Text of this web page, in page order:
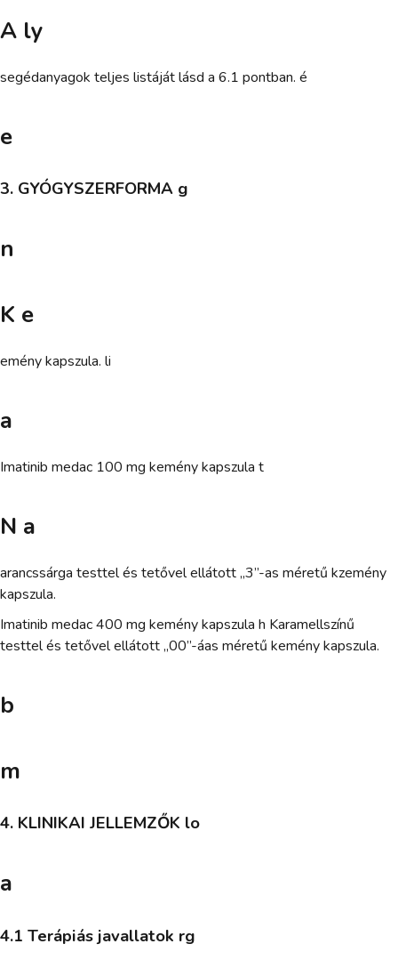
A ly
segédanyagok teljes listáját lásd a 6.1 pontban. é
e
3. GYÓGYSZERFORMA g
n
K e
emény kapszula. li
a
Imatinib medac 100 mg kemény kapszula t
N a
arancssárga testtel és tetővel ellátott „3”-as méretű kzemény
kapszula.
Imatinib medac 400 mg kemény kapszula h Karamellszínű
testtel és tetővel ellátott „00”-áas méretű kemény kapszula.
b
m
4. KLINIKAI JELLEMZŐK lo
a
4.1 Terápiás javallatok rg